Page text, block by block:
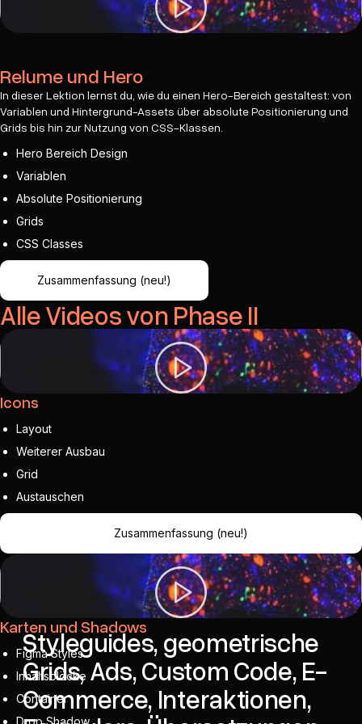
Relume und Hero
In dieser Lektion lernst du, wie du einen Hero-Bereich gestaltest: von
Variablen und Hintergrund-Assets über absolute Positionierung und
Grids bis hin zur Nutzung von CSS-Klassen.
Hero Bereich Design
Variablen
Absolute Positionierung
Grids
CSS Classes
Zusammenfassung (neu!)
Alle Videos von Phase II
Icons
Layout
Weiterer Ausbau
Grid
Austauschen
Zusammenfassung (neu!)
Karten und Shadows
Figma Styles
Inhaltsblöcke
Container
Phase III
Styleguides, geometrische
Grids, Ads, Custom Code, E-
Commerce, Interaktionen,